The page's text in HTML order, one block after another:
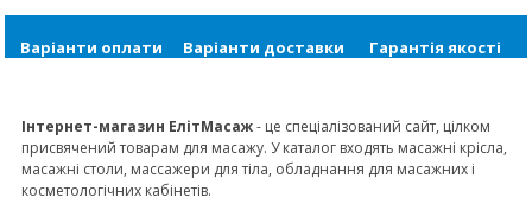
Варіанти оплати Варіанти доставки Гарантія якості
Інтернет-магазин ЕлітМасаж- це спеціалізований сайт, цілком
присвячений товарам для масажу. У каталог входять масажні крісла,
масажні столи, массажери для тіла, обладнання для масажних і
косметологічних кабінетів.